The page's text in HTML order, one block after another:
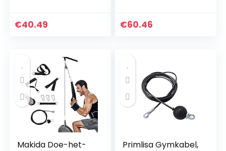
Bicep Body Building
€40.49
fitnessapparaten,
€60.46
Makida Doe-het-
Primlisa Gymkabel,